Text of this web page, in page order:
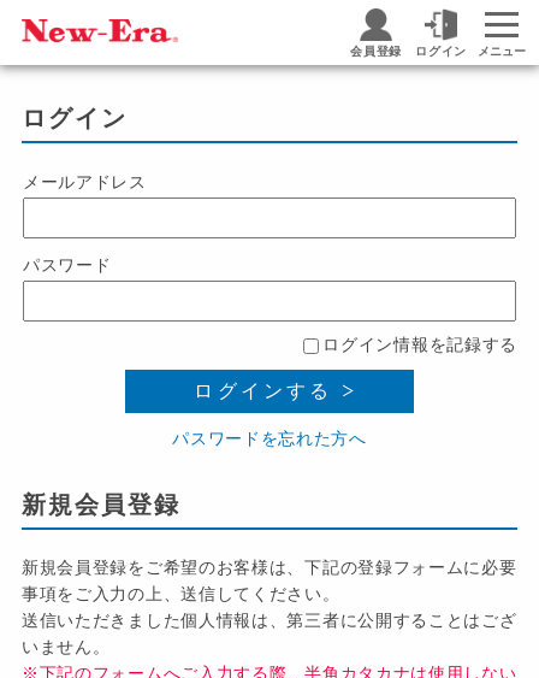
会員登録 ログイン メニュー
ログイン
メールアドレス
パスワード
ログイン情報を記録する
ログインする
パスワードを忘れた方へ
新規会員登録
新規会員登録をご希望のお客様は、下記の登録フォームに必要
事項をご入力の上、送信してください。
送信いただきました個人情報は、第三者に公開することはござ
いません。
※下記のフォームへご入力する際、半角カタカナは使用しない